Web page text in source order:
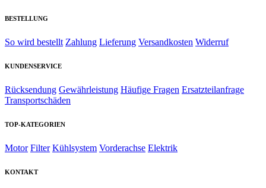
BESTELLUNG
So wird bestellt Zahlung Lieferung Versandkosten Widerruf
KUNDENSERVICE
Rücksendung Gewährleistung Häufige Fragen Ersatzteilanfrage
Transportschäden
TOP-KATEGORIEN
Motor Filter Kühlsystem Vorderachse Elektrik
KONTAKT